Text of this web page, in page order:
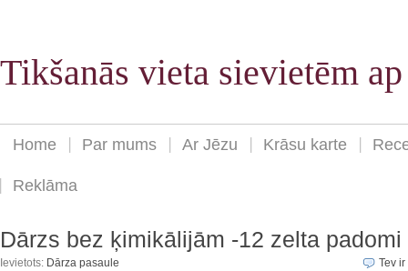
Tikšanās vieta sievietēm
Home Par mums Ar Jēzu Krāsu karte
Reklāma
Dārzs bez ķimikālijām -12 zelta padomi
Ievietots: Dārza pasaule Tev ir